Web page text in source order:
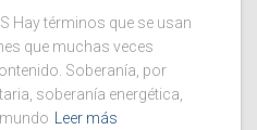
Hay términos que se usan
que muchas veces
Soberanía, por
soberanía energética,
Leer más